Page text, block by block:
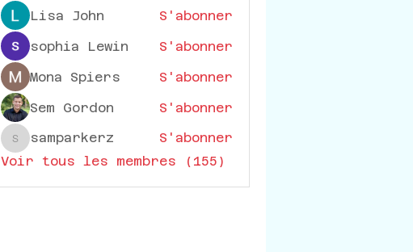
Lisa John
S'abonner
sophia Lewin
S'abonner
Mona Spiers
S'abonner
Sem Gordon
S'abonner
samparkerz
samparkerz
S'abonner
Voir tous les membres (155)